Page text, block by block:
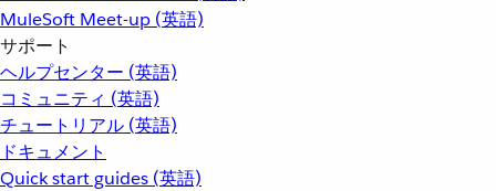
MuleSoft Meet-up (英語)
サポート
ヘルプセンター (英語)
コミュニティ (英語)
チュートリアル (英語)
ドキュメント
Quick start guides (英語)